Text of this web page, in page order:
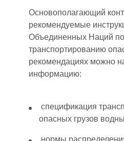
Основополагающий
рекомендуемые
Объединенных Наций по
транспортированию
рекомендациях можно
информацию:
спецификация
опасных грузов
нормы